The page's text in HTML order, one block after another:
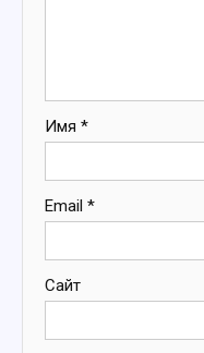
Имя *
Email *
Сайт